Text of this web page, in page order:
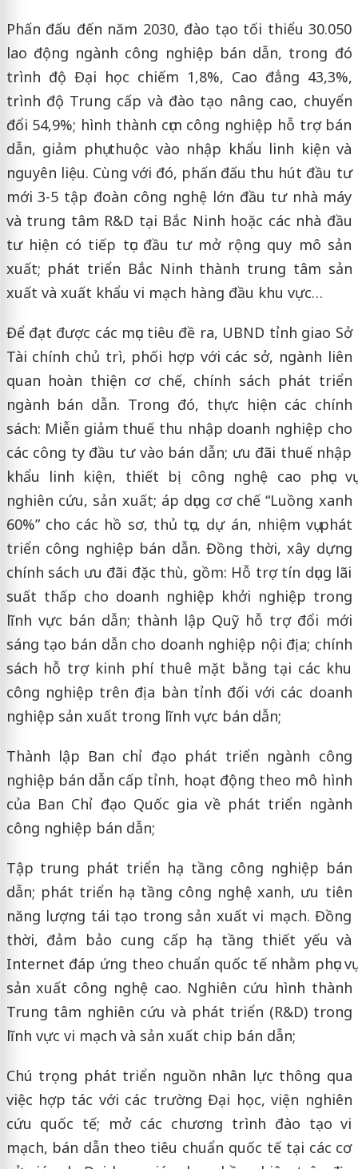
Phấn đấu đến năm 2030, đào tạo tối thiểu 30.050
lao động ngành công nghiệp bán dẫn, trong đó
trình độ Đại học chiếm 1,8%, Cao đẳng 43,3%,
trình độ Trung cấp và đào tạo nâng cao, chuyển
đổi 54,9%; hình thành cụm công nghiệp hỗ trợ bán
dẫn, giảm phụ thuộc vào nhập khẩu linh kiện và
nguyên liệu. Cùng với đó, phấn đấu thu hút đầu tư
mới 3-5 tập đoàn công nghệ lớn đầu tư nhà máy
và trung tâm R&D tại Bắc Ninh hoặc các nhà đầu
tư hiện có tiếp tục đầu tư mở rộng quy mô sản
xuất; phát triển Bắc Ninh thành trung tâm sản
xuất và xuất khẩu vi mạch hàng đầu khu vực…
Để đạt được các mục tiêu đề ra, UBND tỉnh giao Sở
Tài chính chủ trì, phối hợp với các sở, ngành liên
quan hoàn thiện cơ chế, chính sách phát triển
ngành bán dẫn. Trong đó, thực hiện các chính
sách: Miễn giảm thuế thu nhập doanh nghiệp cho
các công ty đầu tư vào bán dẫn; ưu đãi thuế nhập
khẩu linh kiện, thiết bị công nghệ cao phục vụ
nghiên cứu, sản xuất; áp dụng cơ chế “Luồng xanh
60%” cho các hồ sơ, thủ tục, dự án, nhiệm vụ phát
triển công nghiệp bán dẫn. Đồng thời, xây dựng
chính sách ưu đãi đặc thù, gồm: Hỗ trợ tín dụng lãi
suất thấp cho doanh nghiệp khởi nghiệp trong
lĩnh vực bán dẫn; thành lập Quỹ hỗ trợ đổi mới
sáng tạo bán dẫn cho doanh nghiệp nội địa; chính
sách hỗ trợ kinh phí thuê mặt bằng tại các khu
công nghiệp trên địa bàn tỉnh đối với các doanh
nghiệp sản xuất trong lĩnh vực bán dẫn;
Thành lập Ban chỉ đạo phát triển ngành công
nghiệp bán dẫn cấp tỉnh, hoạt động theo mô hình
của Ban Chỉ đạo Quốc gia về phát triển ngành
công nghiệp bán dẫn;
Tập trung phát triển hạ tầng công nghiệp bán
dẫn; phát triển hạ tầng công nghệ xanh, ưu tiên
năng lượng tái tạo trong sản xuất vi mạch. Đồng
thời, đảm bảo cung cấp hạ tầng thiết yếu và
Internet đáp ứng theo chuẩn quốc tế nhằm phục vụ
sản xuất công nghệ cao. Nghiên cứu hình thành
Trung tâm nghiên cứu và phát triển (R&D) trong
lĩnh vực vi mạch và sản xuất chip bán dẫn;
Chú trọng phát triển nguồn nhân lực thông qua
việc hợp tác với các trường Đại học, viện nghiên
cứu quốc tế; mở các chương trình đào tạo vi
mạch, bán dẫn theo tiêu chuẩn quốc tế tại các cơ